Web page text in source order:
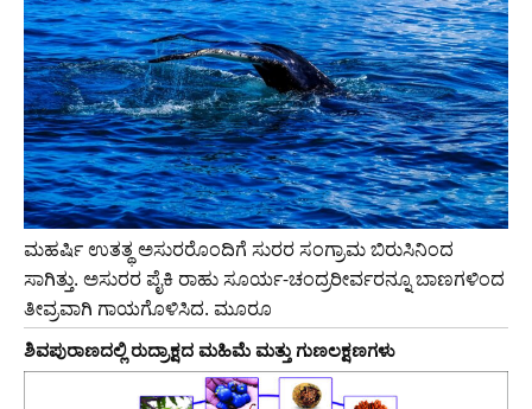
ಮಹರ್ಷಿ ಉತತ್ಥ ಅಸುರರೊಂದಿಗೆ ಸುರರ ಸಂಗ್ರಾಮ ಬಿರುಸಿನಿಂದ
ಸಾಗಿತ್ತು. ಅಸುರರ ಪೈಕಿ ರಾಹು ಸೂರ್ಯ-ಚಂದ್ರರೀರ್ವರನ್ನೂ ಬಾಣಗಳಿಂದ
ತೀವ್ರವಾಗಿ ಗಾಯಗೊಳಿಸಿದ. ಮೂರೂ
ಶಿವಪುರಾಣದಲ್ಲಿ ರುದ್ರಾಕ್ಷದ ಮಹಿಮೆ ಮತ್ತು ಗುಣಲಕ್ಷಣಗಳು